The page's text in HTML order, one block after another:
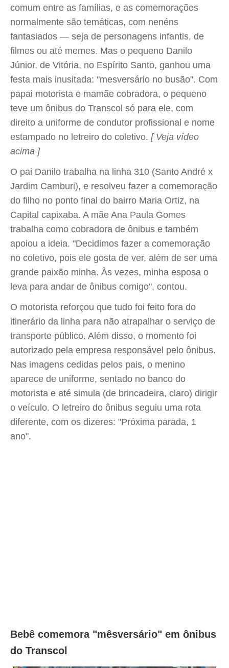
comum entre as famílias, e as comemorações
normalmente são temáticas, com nenéns
fantasiados — seja de personagens infantis, de
filmes ou até memes. Mas o pequeno Danilo
Júnior, de Vitória, no Espírito Santo, ganhou uma
festa mais inusitada: "mesversário no busão". Com
papai motorista e mamãe cobradora, o pequeno
teve um ônibus do Transcol só para ele, com
direito a uniforme de condutor profissional e nome
estampado no letreiro do coletivo. [ Veja vídeo
acima ]
O pai Danilo trabalha na linha 310 (Santo André x
Jardim Camburi), e resolveu fazer a comemoração
do filho no ponto final do bairro Maria Ortiz, na
Capital capixaba. A mãe Ana Paula Gomes
trabalha como cobradora de ônibus e também
apoiou a ideia. "Decidimos fazer a comemoração
no coletivo, pois ele gosta de ver, além de ser uma
grande paixão minha. Às vezes, minha esposa o
leva para andar de ônibus comigo", contou.
O motorista reforçou que tudo foi feito fora do
itinerário da linha para não atrapalhar o serviço de
transporte público. Além disso, o momento foi
autorizado pela empresa responsável pelo ônibus.
Nas imagens cedidas pelos pais, o menino
aparece de uniforme, sentado no banco do
motorista e até simula (de brincadeira, claro) dirigir
o veículo. O letreiro do ônibus seguiu uma rota
diferente, com os dizeres: "Próxima parada, 1
ano".
Bebê comemora "mêsversário" em ônibus
do Transcol